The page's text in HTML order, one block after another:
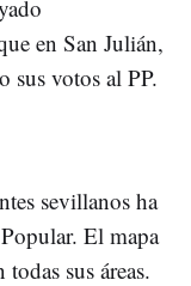
en San Julián,
sus votos al PP.
sevillanos ha
El mapa
sus áreas.